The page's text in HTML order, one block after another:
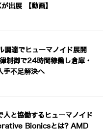
出展 【動画】
調達でヒューマノイド展開
制御で24時間稼働し倉庫・
手不足解決へ
人と協働するヒューマノイド
Bionicsとは? AMD